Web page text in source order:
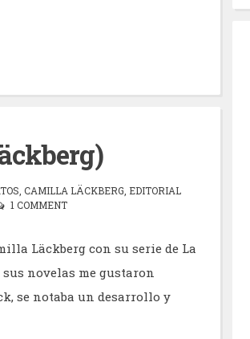
CAMILLA LÄCKBERG EDITORIAL
1 COMMENT
Läckberg con su serie de La
novelas me gustaron
se notaba un desarrollo y